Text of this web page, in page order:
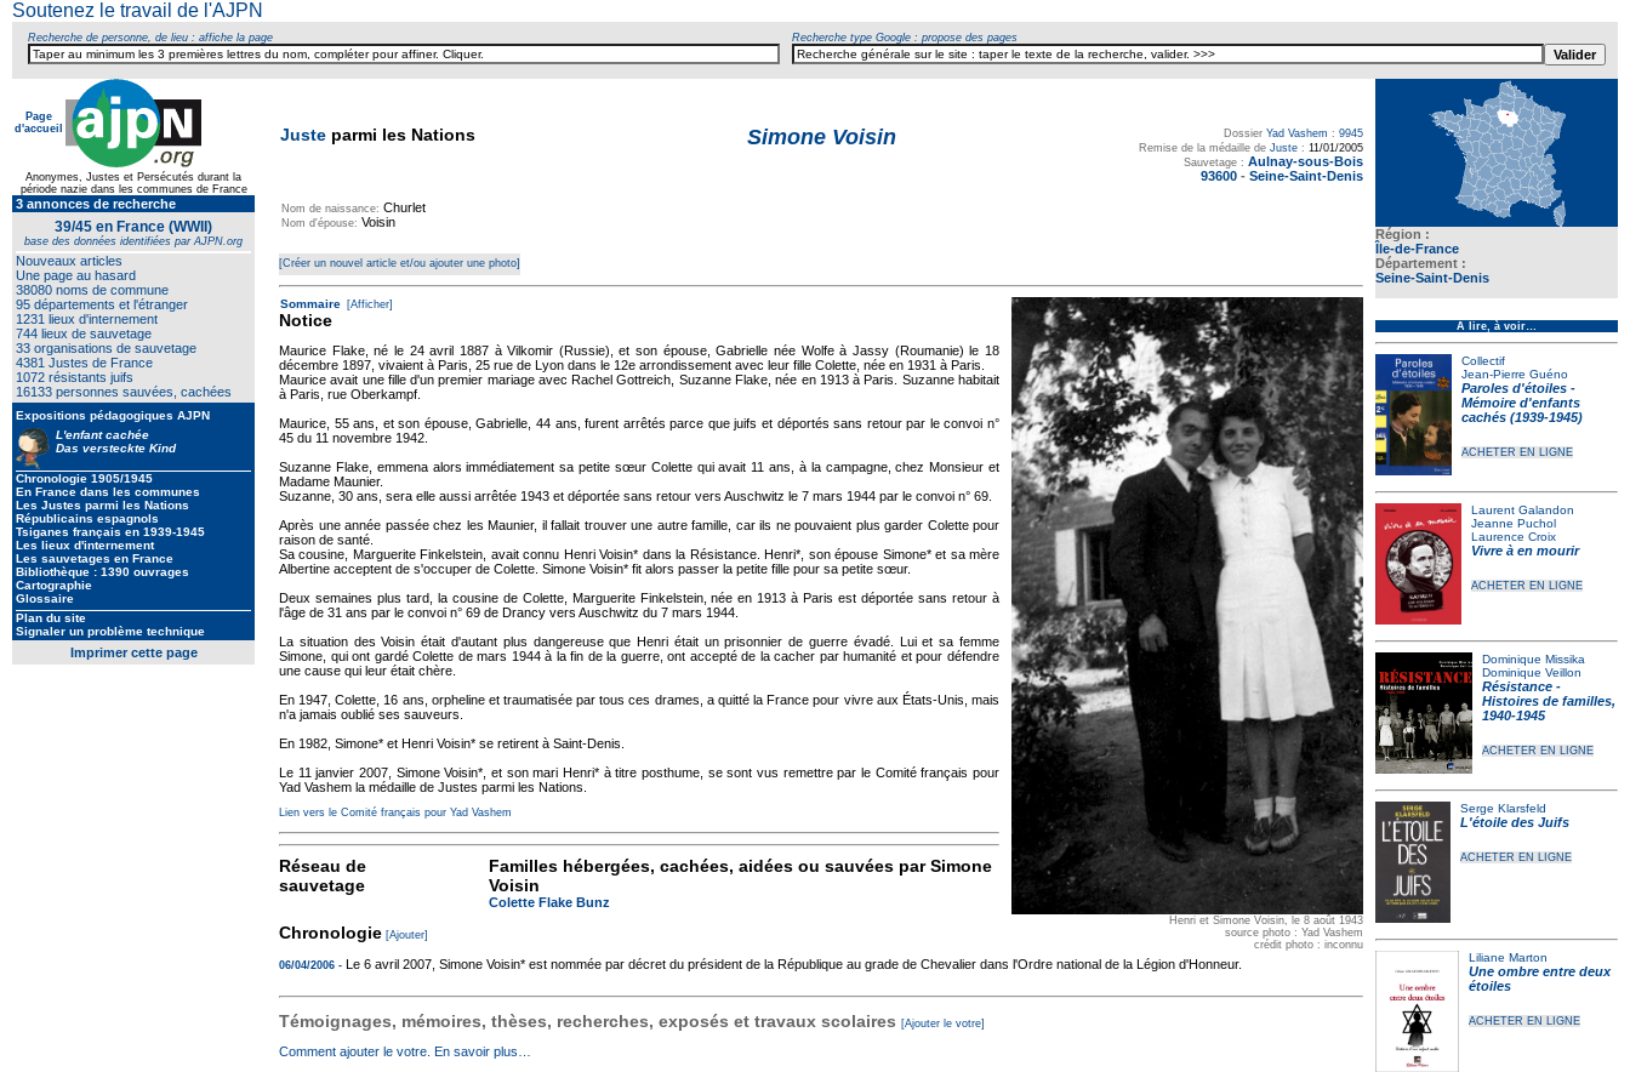
Soutenez le travail de l'AJPN
Recherche de personne, de lieu : affiche la page Recherche type Google : propose des pages
Page
d'accueil
Anonymes, Justes et Persécutés durant la
période nazie dans les communes de France
3 annonces de recherche
39/45 en France (WWII)
base des données identifiées par AJPN.org
Nouveaux articles
Une page au hasard
38080 noms de commune
95 départements et l'étranger
1231 lieux d'internement
744 lieux de sauvetage
33 organisations de sauvetage
4381 Justes de France
1072 résistants juifs
16133 personnes sauvées, cachées
Expositions pédagogiques AJPN
L'enfant cachée
Das versteckte Kind
Chronologie 1905/1945
En France dans les communes
Les Justes parmi les Nations
Républicains espagnols
Tsiganes français en 1939-1945
Les lieux d'internement
Les sauvetages en France
Bibliothèque : 1390 ouvrages
Cartographie
Glossaire
Plan du site
Signaler un problème technique
Imprimer cette page
Région :
Île-de-France
Département :
Seine-Saint-Denis
À lire, à voir…
Collectif
Jean-Pierre Guéno
Paroles d'étoiles -
Mémoire d'enfants
cachés (1939-1945)
ACHETER EN LIGNE
Laurent Galandon
Jeanne Puchol
Laurence Croix
Vivre à en mourir
ACHETER EN LIGNE
Dominique Missika
Dominique Veillon
Résistance -
Histoires de familles,
1940-1945
ACHETER EN LIGNE
Serge Klarsfeld
L'étoile des Juifs
ACHETER EN LIGNE
Liliane Marton
Une ombre entre deux
étoiles
ACHETER EN LIGNE
Juste parmi les Nations Simone Voisin Dossier Yad Vashem : 9945
Remise de la médaille de Juste : 11/01/2005
Sauvetage : Aulnay-sous-Bois
93600 - Seine-Saint-Denis
Nom de naissance: Churlet
Nom d'épouse: Voisin
[Créer un nouvel article et/ou ajouter une photo]
Henri et Simone Voisin, le 8 août 1943
source photo : Yad Vashem
crédit photo : inconnu
Sommaire [Afficher]
Notice
Maurice Flake, né le 24 avril 1887 à Vilkomir (Russie), et son épouse, Gabrielle née Wolfe à Jassy (Roumanie) le 18
décembre 1897, vivaient à Paris, 25 rue de Lyon dans le 12e arrondissement avec leur fille Colette, née en 1931 à Paris.
Maurice avait une fille d'un premier mariage avec Rachel Gottreich, Suzanne Flake, née en 1913 à Paris. Suzanne habitait
à Paris, rue Oberkampf.
Maurice, 55 ans, et son épouse, Gabrielle, 44 ans, furent arrêtés parce que juifs et déportés sans retour par le convoi n°
45 du 11 novembre 1942.
Suzanne Flake, emmena alors immédiatement sa petite sœur Colette qui avait 11 ans, à la campagne, chez Monsieur et
Madame Maunier.
Suzanne, 30 ans, sera elle aussi arrêtée 1943 et déportée sans retour vers Auschwitz le 7 mars 1944 par le convoi n° 69.
Après une année passée chez les Maunier, il fallait trouver une autre famille, car ils ne pouvaient plus garder Colette pour
raison de santé.
Sa cousine, Marguerite Finkelstein, avait connu Henri Voisin* dans la Résistance. Henri*, son épouse Simone* et sa mère
Albertine acceptent de s'occuper de Colette. Simone Voisin* fit alors passer la petite fille pour sa petite sœur.
Deux semaines plus tard, la cousine de Colette, Marguerite Finkelstein, née en 1913 à Paris est déportée sans retour à
l'âge de 31 ans par le convoi n° 69 de Drancy vers Auschwitz du 7 mars 1944.
La situation des Voisin était d'autant plus dangereuse que Henri était un prisonnier de guerre évadé. Lui et sa femme
Simone, qui ont gardé Colette de mars 1944 à la fin de la guerre, ont accepté de la cacher par humanité et pour défendre
une cause qui leur était chère.
En 1947, Colette, 16 ans, orpheline et traumatisée par tous ces drames, a quitté la France pour vivre aux États-Unis, mais
n'a jamais oublié ses sauveurs.
En 1982, Simone* et Henri Voisin* se retirent à Saint-Denis.
Le 11 janvier 2007, Simone Voisin*, et son mari Henri* à titre posthume, se sont vus remettre par le Comité français pour
Yad Vashem la médaille de Justes parmi les Nations.
Lien vers le Comité français pour Yad Vashem
Réseau de
sauvetage
Familles hébergées, cachées, aidées ou sauvées par Simone
Voisin
Colette Flake Bunz
Chronologie [Ajouter]
06/04/2006 - Le 6 avril 2007, Simone Voisin* est nommée par décret du président de la République au grade de Chevalier dans l'Ordre national de la Légion d'Honneur.
Témoignages, mémoires, thèses, recherches, exposés et travaux scolaires [Ajouter le votre]
Comment ajouter le votre. En savoir plus…